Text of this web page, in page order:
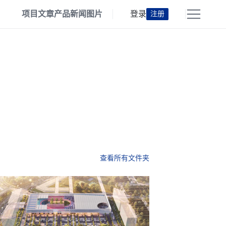
项目文章产品新闻 图片 登录 注册
查看所有文件夹